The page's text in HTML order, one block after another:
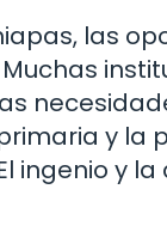
las
y la
ingenio y